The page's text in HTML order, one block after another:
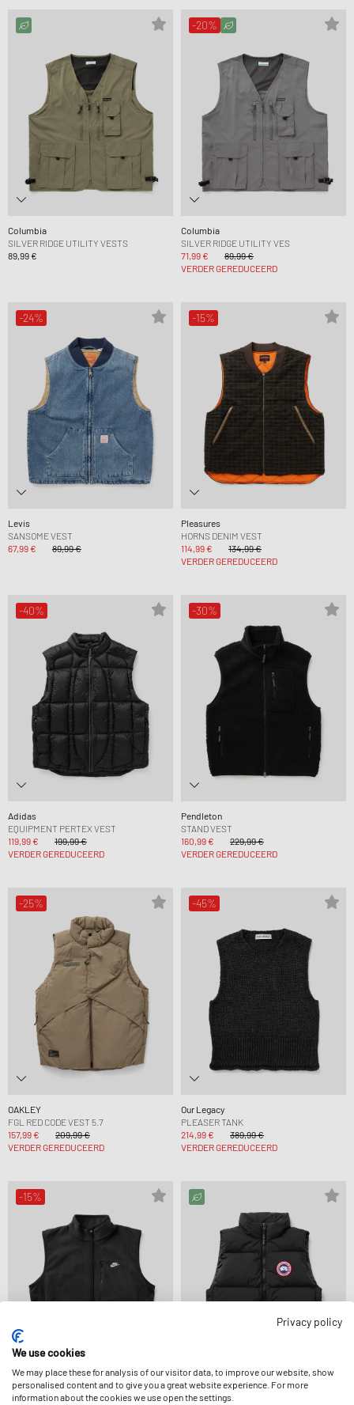
Columbia
SILVER RIDGE UTILITY VESTS
89,99 €
-20%
Columbia
SILVER RIDGE UTILITY VES
71,99 €
89,99 €
VERDER GEREDUCEERD
-24%
Levis
SANSOME VEST
67,99 €
89,99 €
-15%
Pleasures
HORNS DENIM VEST
114,99 €
134,99 €
VERDER GEREDUCEERD
-40%
Adidas
EQUIPMENT PERTEX VEST
119,99 €
199,99 €
VERDER GEREDUCEERD
-30%
Pendleton
STAND VEST
160,99 €
229,99 €
VERDER GEREDUCEERD
-25%
OAKLEY
FGL RED CODE VEST 5.7
157,99 €
209,99 €
VERDER GEREDUCEERD
-45%
Our Legacy
PLEASER TANK
214,99 €
389,99 €
VERDER GEREDUCEERD
-15%
Nike Canada Goose
Privacy policy
We use cookies
We may place these for analysis of our visitor data, to improve our website, show
personalised content and to give you a great website experience. For more
information about the cookies we use open the settings.